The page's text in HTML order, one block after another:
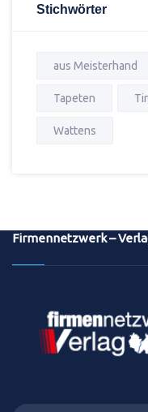
Stichwörter
aus Meisterhand
Tapeten
Wattens
Firmennetzwerk –